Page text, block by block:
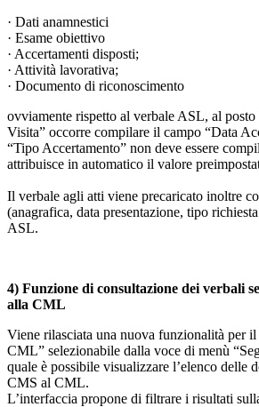
· Dati anamnestici
· Esame obiettivo
· Accertamenti disposti;
· Attività lavorativa;
· Documento di riconoscimento
ovviamente rispetto al verbale ASL, al posto
Visita” occorre compilare il campo “Data
“Tipo Accertamento” non deve essere
attribuisce in automatico il valore
Il verbale agli atti viene precaricato inoltre
(anagrafica, data presentazione, tipo
ASL.
4) Funzione di consultazione dei verbali
alla CML
Viene rilasciata una nuova funzionalità per
CML” selezionabile dalla voce di menù
quale è possibile visualizzare l’elenco delle
CMS al CML.
L’interfaccia propone di filtrare i risultati